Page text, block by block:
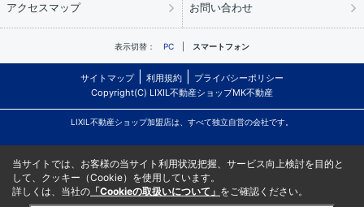
アクセスマップ お問い合わせ
表示切替： PC スマートフォン
サイトマップ 利用規約
プライバシーポリシー
Copyright(C) LIXIL不動産ショップMK不動産
LIXIL不動産ショップ加盟店は、すべて独立自営の会社です。
当サイトでは、お客様の当サイト利用状況把握、サービス向上検討を目的と
して、クッキー（Cookie）を使用しています。
詳しくは、当社の 「Cookieの取扱いについて」 をご確認ください。